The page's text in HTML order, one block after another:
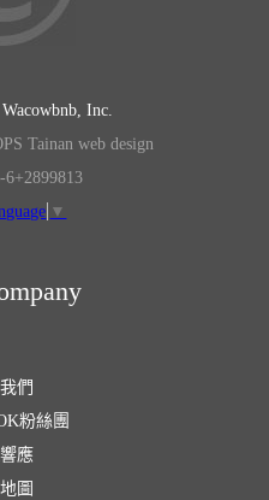
Inc.
Tainan web design
▼
們
粉絲團
應
圖